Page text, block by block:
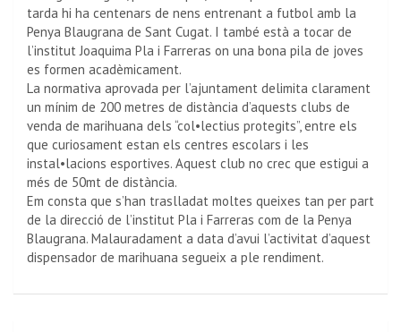
tarda hi ha centenars de nens entrenant a futbol amb la
Penya Blaugrana de Sant Cugat. I també està a tocar de
l’institut Joaquima Pla i Farreras on una bona pila de joves
es formen acadèmicament.
La normativa aprovada per l’ajuntament delimita clarament
un mínim de 200 metres de distància d’aquests clubs de
venda de marihuana dels “col•lectius protegits”, entre els
que curiosament estan els centres escolars i les
instal•lacions esportives. Aquest club no crec que estigui a
més de 50mt de distància.
Em consta que s’han traslladat moltes queixes tan per part
de la direcció de l’institut Pla i Farreras com de la Penya
Blaugrana. Malauradament a data d’avui l’activitat d’aquest
dispensador de marihuana segueix a ple rendiment.